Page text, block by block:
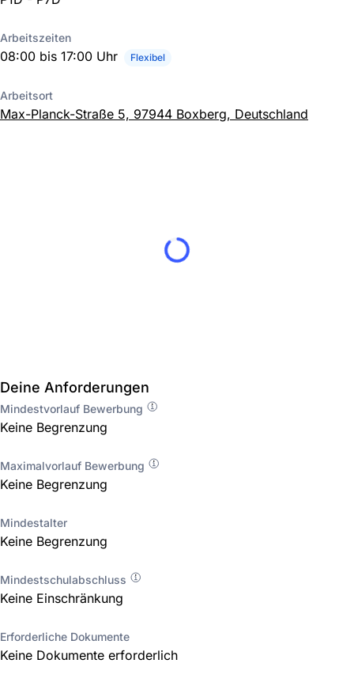
Arbeitszeiten
08:00 bis 17:00 Uhr Flexibel
Arbeitsort
Max-Planck-Straße 5, 97944 Boxberg, Deutschland
Deine Anforderungen
Mindestvorlauf Bewerbung
Keine Begrenzung
Maximalvorlauf Bewerbung
Keine Begrenzung
Mindestalter
Keine Begrenzung
Mindestschulabschluss
Keine Einschränkung
Erforderliche Dokumente
Keine Dokumente erforderlich